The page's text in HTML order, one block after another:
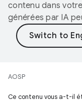
contenu dans
générées par IA
AOSP
Ce contenu vous a-t-il